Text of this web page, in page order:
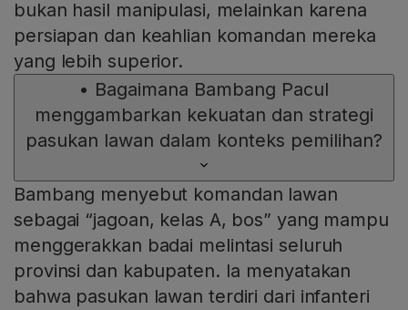
bukan hasil manipulasi, melainkan karena
persiapan dan keahlian komandan mereka
yang lebih superior.
• Bagaimana Bambang Pacul
menggambarkan kekuatan dan strategi
pasukan lawan dalam konteks pemilihan?
Bambang menyebut komandan lawan
sebagai “jagoan, kelas A, bos” yang mampu
menggerakkan badai melintasi seluruh
provinsi dan kabupaten. Ia menyatakan
bahwa pasukan lawan terdiri dari infanteri